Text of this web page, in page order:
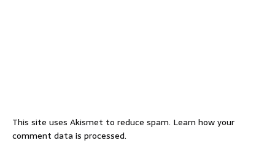
This site uses Akismet to reduce spam. Learn how your
comment data is processed.